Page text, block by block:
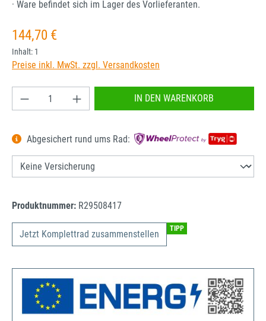
· Ware befindet sich im Lager des Vorlieferanten.
Regulärer Preis:
144,70 €
Inhalt: 1
Preise inkl. MwSt. zzgl. Versandkosten
Produkt Anzahl: Gib den gewünschten Wert
IN DEN WARENKORB
Abgesichert rund ums Rad:
Produktnummer: R29508417
Jetzt Komplettrad zusammenstellen TIPP